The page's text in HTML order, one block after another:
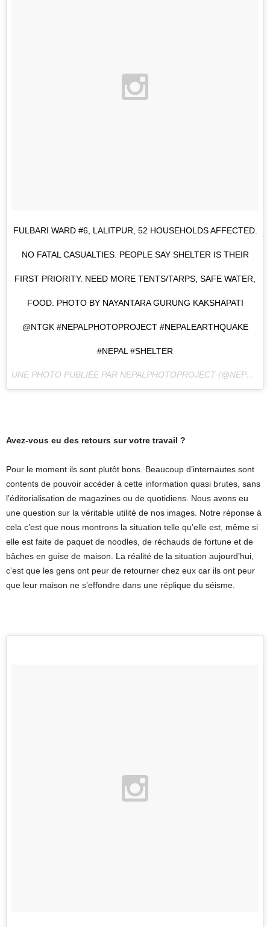
FULBARI WARD #6, LALITPUR, 52 HOUSEHOLDS AFFECTED.
NO FATAL CASUALTIES. PEOPLE SAY SHELTER IS THEIR
FIRST PRIORITY. NEED MORE TENTS/TARPS, SAFE WATER,
FOOD. PHOTO BY NAYANTARA GURUNG KAKSHAPATI
@NTGK #NEPALPHOTOPROJECT #NEPALEARTHQUAKE
#NEPAL #SHELTER
UNE PHOTO PUBLIÉE PAR NEPALPHOTOPROJECT (@NEPALPHOTOPROJECT) LE
Avez-vous eu des retours sur votre travail ?
Pour le moment ils sont plutôt bons. Beaucoup d’internautes sont
contents de pouvoir accéder à cette information quasi brutes, sans
l’éditorialisation de magazines ou de quotidiens. Nous avons eu
une question sur la véritable utilité de nos images. Notre réponse à
cela c’est que nous montrons la situation telle qu’elle est, même si
elle est faite de paquet de noodles, de réchauds de fortune et de
bâches en guise de maison. La réalité de la situation aujourd’hui,
c’est que les gens ont peur de retourner chez eux car ils ont peur
que leur maison ne s’effondre dans une réplique du séisme.